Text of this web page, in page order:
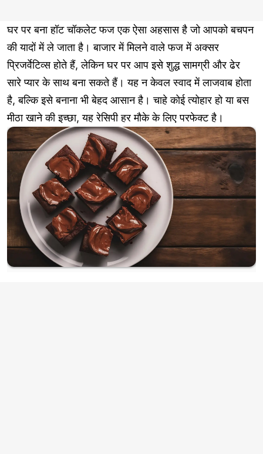
घर पर बना हॉट चॉकलेट फज एक ऐसा अहसास है जो आपको बचपन
की यादों में ले जाता है। बाजार में मिलने वाले फज में अक्सर
प्रिजर्वेटिव्स होते हैं, लेकिन घर पर आप इसे शुद्ध सामग्री और ढेर
सारे प्यार के साथ बना सकते हैं। यह न केवल स्वाद में लाजवाब होता
है, बल्कि इसे बनाना भी बेहद आसान है। चाहे कोई त्योहार हो या बस
मीठा खाने की इच्छा, यह रेसिपी हर मौके के लिए परफेक्ट है।